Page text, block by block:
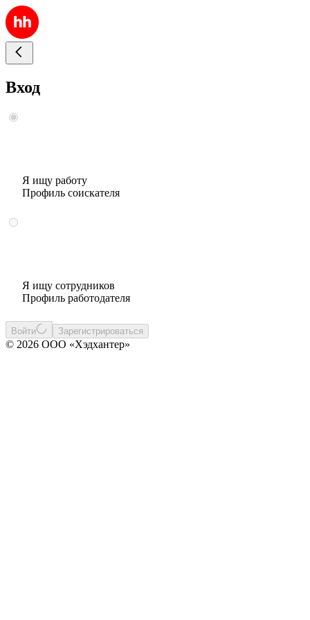
Вход
Я ищу работу
Профиль соискателя
Я ищу сотрудников
Профиль работодателя
Войти Зарегистрироваться
© 2026 ООО «Хэдхантер»